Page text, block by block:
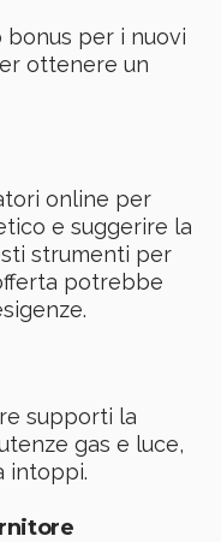
per i nuovi
ottenere un
online per
e suggerire la
strumenti per
potrebbe
supporti la
gas e luce,
intoppi.